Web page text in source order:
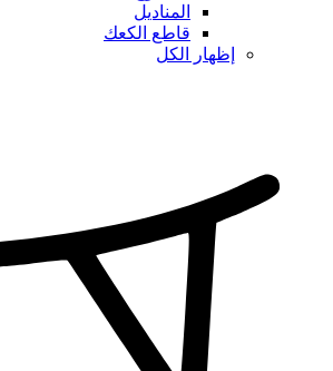
المناديل
قاطع الكعك
إظهار الكل